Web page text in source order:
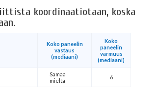
koordinaatiotaan, koska
Koko paneelin
vastaus
(mediaani)
Koko
paneelin
varmuus
(mediaani)
Samaa
mieltä
6